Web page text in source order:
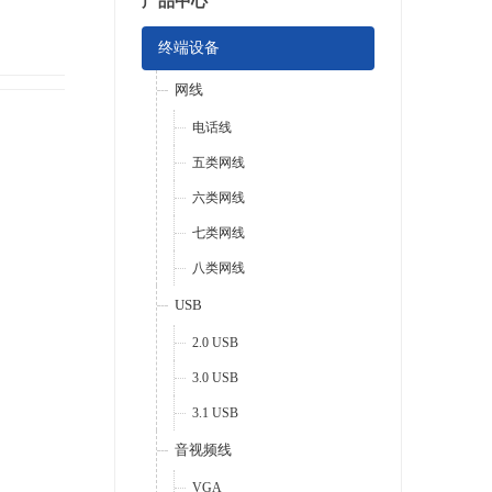
终端设备
网线
电话线
五类网线
六类网线
七类网线
八类网线
USB
2.0 USB
3.0 USB
3.1 USB
音视频线
VGA